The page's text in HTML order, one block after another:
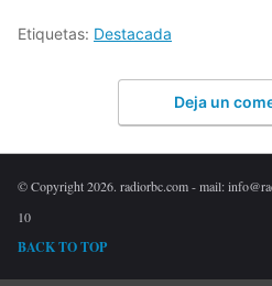
Etiquetas: Destacada
Deja un
© Copyright 2026. radiorbc.com - mail:
10
BACK TO TOP